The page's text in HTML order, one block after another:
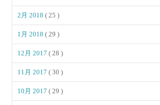
2月 2018( 25 )
1月 2018( 29 )
12月 2017( 28 )
11月 2017( 30 )
10月 2017( 29 )